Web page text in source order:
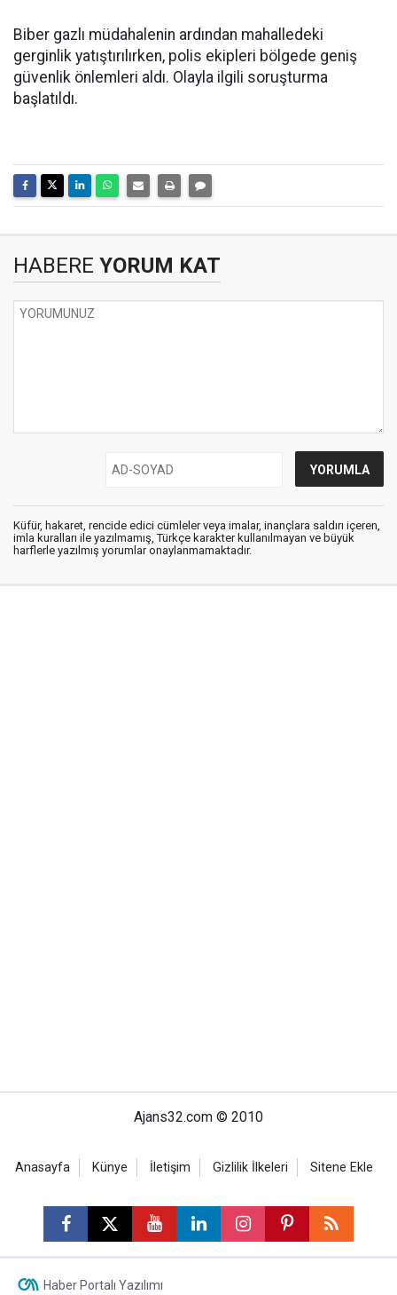
Biber gazlı müdahalenin ardından mahalledeki
gerginlik yatıştırılırken, polis ekipleri bölgede geniş
güvenlik önlemleri aldı. Olayla ilgili soruşturma
başlatıldı.
HABERE YORUM KAT
Küfür, hakaret, rencide edici cümleler veya imalar, inançlara saldırı içeren,
imla kuralları ile yazılmamış, Türkçe karakter kullanılmayan ve büyük
harflerle yazılmış yorumlar onaylanmamaktadır.
Ajans32.com © 2010
Anasayfa Künye İletişim Gizlilik İlkeleri Sitene Ekle
Haber Portalı Yazılımı